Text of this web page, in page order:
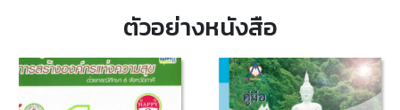
ตัวอย่างหนังสือ